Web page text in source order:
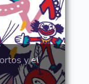
y el